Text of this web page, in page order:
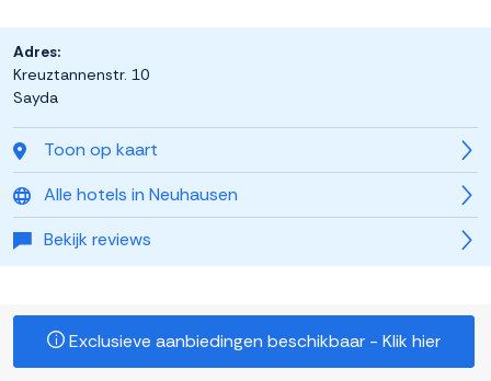
Toon op kaart
Alle hotels in Neuhausen
Bekijk reviews
Adres:
Kreuztannenstr. 10
Sayda
Exclusieve aanbiedingen beschikbaar - Klik hier